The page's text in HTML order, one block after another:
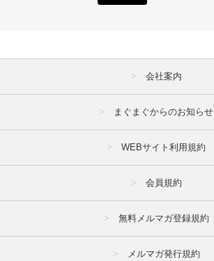
会社案内
まぐまぐからのお知らせ
WEBサイト利用規約
会員規約
無料メルマガ登録規約
メルマガ発行規約